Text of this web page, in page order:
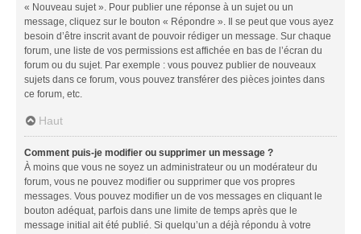
« Nouveau sujet ». Pour publier une réponse à un sujet ou un
message, cliquez sur le bouton « Répondre ». Il se peut que vous ayez
besoin d’être inscrit avant de pouvoir rédiger un message. Sur chaque
forum, une liste de vos permissions est affichée en bas de l’écran du
forum ou du sujet. Par exemple : vous pouvez publier de nouveaux
sujets dans ce forum, vous pouvez transférer des pièces jointes dans
ce forum, etc.
Haut
Comment puis-je modifier ou supprimer un message ?
À moins que vous ne soyez un administrateur ou un modérateur du
forum, vous ne pouvez modifier ou supprimer que vos propres
messages. Vous pouvez modifier un de vos messages en cliquant le
bouton adéquat, parfois dans une limite de temps après que le
message initial ait été publié. Si quelqu’un a déjà répondu à votre